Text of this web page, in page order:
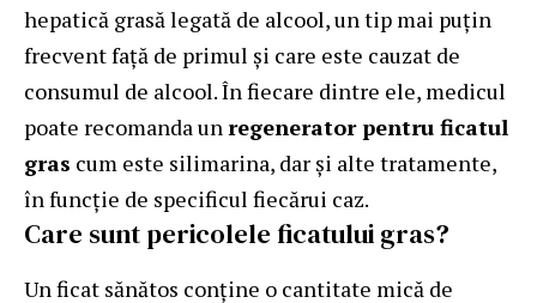
hepatică grasă legată de alcool, un tip mai puțin
frecvent față de primul și care este cauzat de
consumul de alcool. În fiecare dintre ele, medicul
poate recomanda unregenerator pentru ficatul
gras cum este silimarina, dar și alte tratamente,
în funcție de specificul fiecărui caz.
Care sunt pericolele ficatului gras?
Un ficat sănătos conține o cantitate mică de